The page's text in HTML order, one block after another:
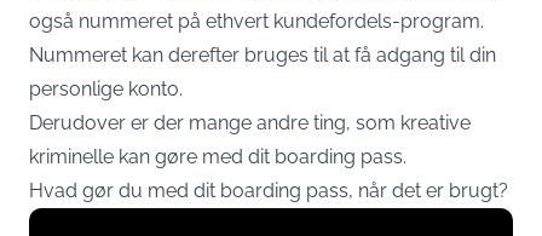
også nummeret på ethvert kundefordels-program.
Nummeret kan derefter bruges til at få adgang til din
personlige konto.
Derudover er der mange andre ting, som kreative
kriminelle kan gøre med dit boarding pass.
Hvad gør du med dit boarding pass, når det er brugt?
Display